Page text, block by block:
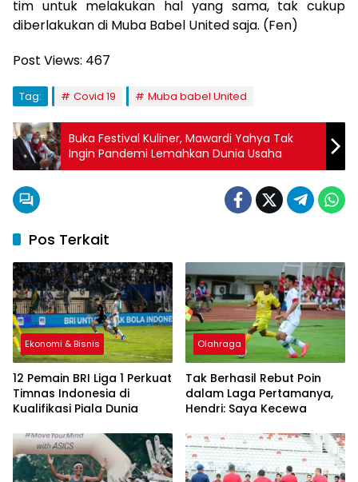
tim untuk melakukan hal yang sama, tak cukup
diberlakukan di Muba Babel United saja. (Fen)
Post Views: 467
Tag: Covid 19 Muba babel United
Buka Festival Kuliner, Mawardi Yahya Tak
Ingin Pandemi Lemahkan Dunia Usaha
Pos Terkait
Ekonomi & Bisnis
12 Pemain BRI Liga 1 Perkuat
Timnas Indonesia di
Kualifikasi Piala Dunia
Olahraga
Tak Berhasil Rebut Poin
dalam Laga Pertamanya,
Hendri: Saya Kecewa